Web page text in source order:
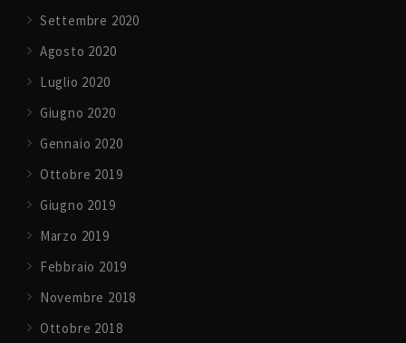
Settembre 2020
Agosto 2020
Luglio 2020
Giugno 2020
Gennaio 2020
Ottobre 2019
Giugno 2019
Marzo 2019
Febbraio 2019
Novembre 2018
Ottobre 2018